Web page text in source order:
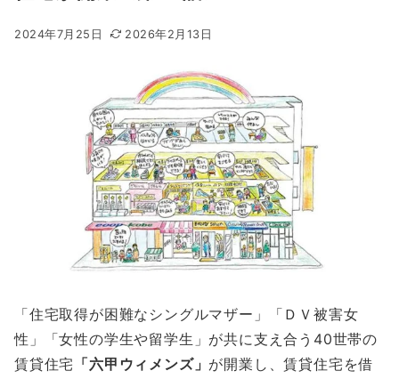
2024年7月25日 2026年2月13日
「住宅取得が困難なシングルマザー」「ＤＶ被害女
性」「女性の学生や留学生」が共に支え合う40世帯の
賃貸住宅 「六甲ウィメンズ」 が開業し、賃貸住宅を借